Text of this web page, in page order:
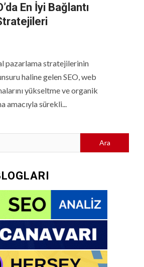
En İyi Bağlantı
pazarlama stratejilerinin
haline gelen SEO, web
yükseltme ve organik
sürekli...